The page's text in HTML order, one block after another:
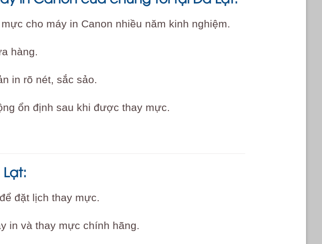
cho máy in Canon nhiều năm kinh nghiệm.
hàng.
in rõ nét, sắc sảo.
ổn định sau khi được thay mực.
để đặt lịch thay mực.
in và thay mực chính hãng.